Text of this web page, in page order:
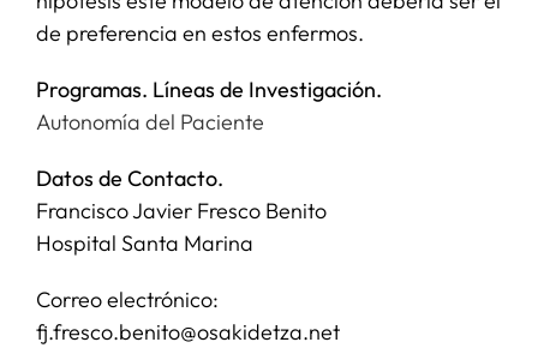
de preferencia en estos enfermos.
Programas. Líneas de Investigación.
Autonomía del Paciente
Datos de Contacto.
Francisco Javier Fresco Benito
Hospital Santa Marina
Correo electrónico:
fj.fresco.benito@osakidetza.net